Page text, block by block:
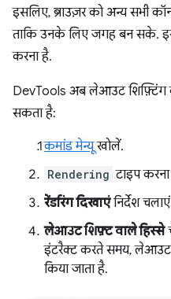
इसलिए, ब्राउज़र को अन्य सभी
ताकि उनके लिए जगह बन सके.
करना है.
DevTools अब लेआउट शिफ़्टिंग
सकता है:
कमांड मेन्यूखोलें.
Rendering टाइप
रेंडरिंग दिखाएंनिर्देश
लेआउट शिफ़्ट वाले हिस्से
इंटरैक्ट करते समय, लेआउट
किया जाता है.